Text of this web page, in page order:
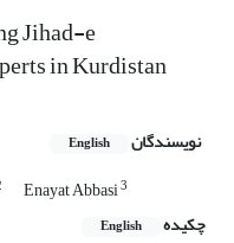
Jihad-e
in Kurdistan
نویسندگان English
Enayat Abbasi3
چکیده English